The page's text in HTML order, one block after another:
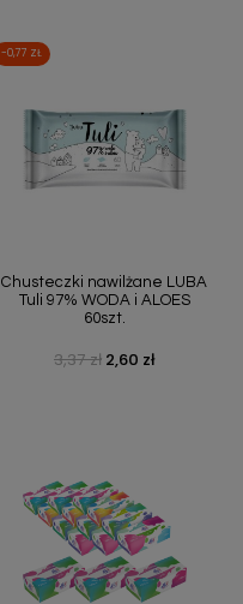
Chusteczki nawilżane LUBA
Tuli 97% WODA i ALOES
60szt.
Cena podstawowa
3,37 zł Cena
2,60 zł
-0,77 ZŁ